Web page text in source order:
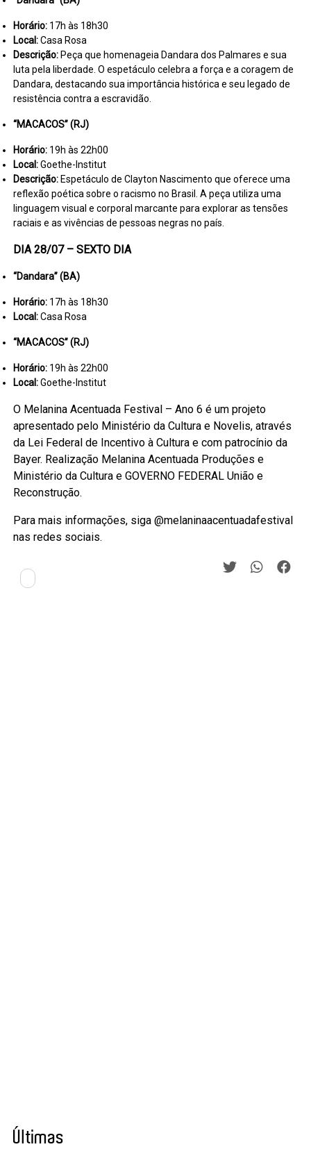
Horário: 17h às 18h30
Local:Casa Rosa
Descrição: Peça que homenageia Dandara dos Palmares e sua
luta pela liberdade. O espetáculo celebra a força e a coragem de
Dandara, destacando sua importância histórica e seu legado de
resistência contra a escravidão.
“MACACOS” (RJ)
Horário: 19h às 22h00
Local:Goethe-Institut
Descrição: Espetáculo de Clayton Nascimento que oferece uma
reflexão poética sobre o racismo no Brasil. A peça utiliza uma
linguagem visual e corporal marcante para explorar as tensões
raciais e as vivências de pessoas negras no país.
DIA 28/07 – SEXTO DIA
“Dandara” (BA)
Horário: 17h às 18h30
Local:Casa Rosa
“MACACOS” (RJ)
Horário: 19h às 22h00
Local:Goethe-Institut
O Melanina Acentuada Festival – Ano 6 é um projeto
apresentado pelo Ministério da Cultura e Novelis, através
da Lei Federal de Incentivo à Cultura e com patrocínio da
Bayer. Realização Melanina Acentuada Produções e
Ministério da Cultura e GOVERNO FEDERAL União e
Reconstrução.
Para mais informações, siga @melaninaacentuadafestival
nas redes sociais.
Últimas